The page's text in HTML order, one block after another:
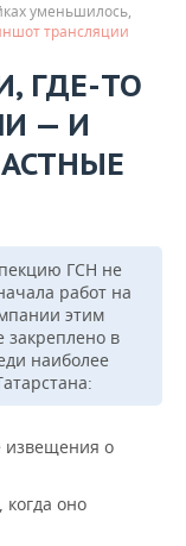
уменьшилось,
трансляции
ГДЕ-ТО
— И
ГСН не
работ на
этим
закреплено в
наиболее
извещения о
когда оно